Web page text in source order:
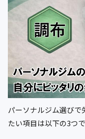
パーソナルジム選び
たい項目は以下の3つで